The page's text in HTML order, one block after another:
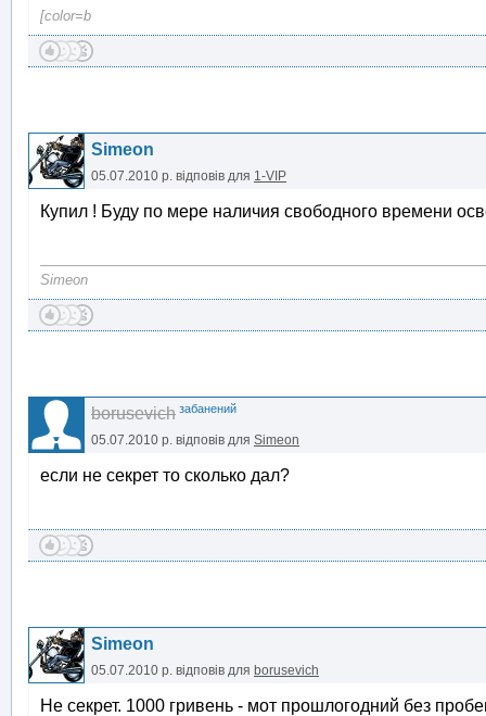
[color=b
Simeon
05.07.2010 р. відповів для 1-VIP
Купил ! Буду по мере наличия свободного времени
Simeon
borusevich забанений
05.07.2010 р. відповів для Simeon
если не секрет то сколько дал?
Simeon
05.07.2010 р. відповів для borusevich
Не секрет. 1000 гривень - мот прошлогодний без